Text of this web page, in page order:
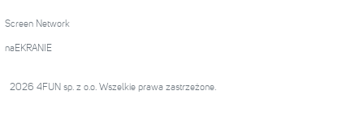
Screen Network
naEKRANIE
2026 4FUN sp. z o.o. Wszelkie prawa zastrzeżone.